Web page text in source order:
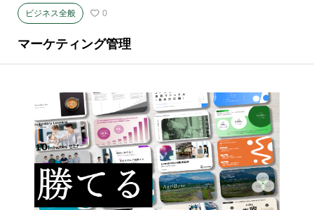
ビジネス全般 0
マーケティング管理